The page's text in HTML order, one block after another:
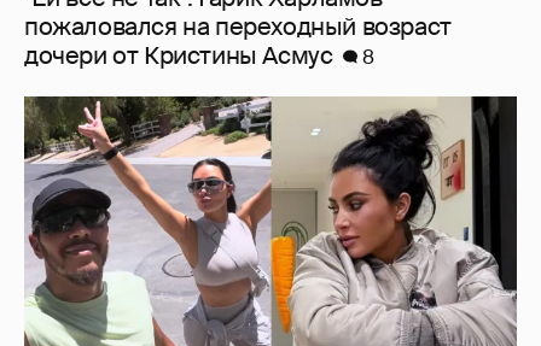
Льюис Хэмилтон отдыхает со своей
возлюбленной Ким Кардашьян
5